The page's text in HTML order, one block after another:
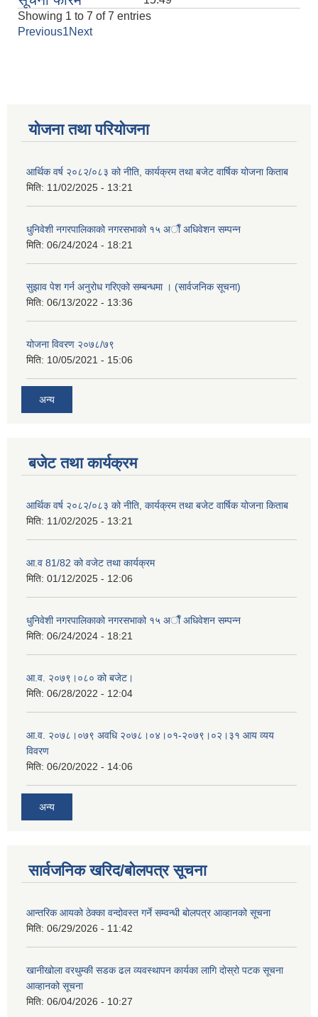
Showing 1 to 7 of 7 entries
Previous1Next
योजना तथा परियोजना
आर्थिक वर्ष २०८२/०८३ को नीति, कार्यक्रम तथा बजेट वार्षिक योजना किताब
मिति: 11/02/2025 - 13:21
धुनिवेशी नगरपालिकाको नगरसभाको १५ अाैँ अधिवेशन सम्पन्न
मिति: 06/24/2024 - 18:21
सुझाव पेश गर्न अनुरोध गरिएको सम्बन्धमा । (सार्वजनिक सूचना)
मिति: 06/13/2022 - 13:36
योजना विवरण २०७८/७९
मिति: 10/05/2021 - 15:06
अन्य
बजेट तथा कार्यक्रम
आर्थिक वर्ष २०८२/०८३ को नीति, कार्यक्रम तथा बजेट वार्षिक योजना किताब
मिति: 11/02/2025 - 13:21
आ.व 81/82 को वजेट तथा कार्यक्रम
मिति: 01/12/2025 - 12:06
धुनिवेशी नगरपालिकाको नगरसभाको १५ अाैँ अधिवेशन सम्पन्न
मिति: 06/24/2024 - 18:21
आ.व. २०७९।०८० को बजेट।
मिति: 06/28/2022 - 12:04
आ.व. २०७८।०७९ अवधि २०७८।०४।०१-२०७९।०२।३१ आय व्यय
विवरण
मिति: 06/20/2022 - 14:06
अन्य
सार्वजनिक खरिद/बोलपत्र सूचना
आन्तरिक आयको ठेक्‍का वन्दोवस्त गर्ने सम्वन्धी बोलपत्र आव्हानको सूचना
मिति: 06/29/2026 - 11:42
खानीखोला वरथुम्की सडक ढल व्यवस्थापन कार्यका लागि दोस्रो पटक सूचना
आव्हानको सूचना
मिति: 06/04/2026 - 10:27